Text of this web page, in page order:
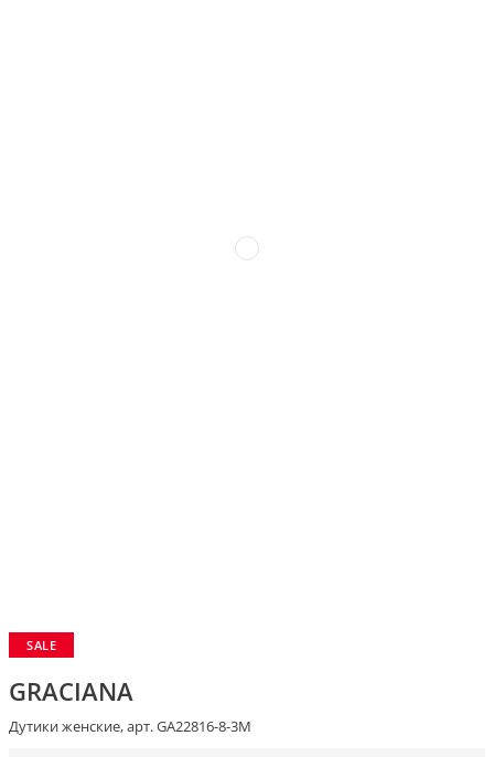
SALE
GRACIANA
Дутики женские, арт. GA22816-8-3M